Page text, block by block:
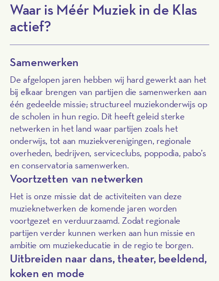
Waar is Méér Muziek in de Klas
actief?
Samenwerken
De afgelopen jaren hebben wij hard gewerkt aan het
bij elkaar brengen van partijen die samenwerken aan
één gedeelde missie; structureel muziekonderwijs op
de scholen in hun regio. Dit heeft geleid sterke
netwerken in het land waar partijen zoals het
onderwijs, tot aan muziekverenigingen, regionale
overheden, bedrijven, serviceclubs, poppodia, pabo’s
en conservatoria samenwerken.
Voortzetten van netwerken
Het is onze missie dat de activiteiten van deze
muzieknetwerken de komende jaren worden
voortgezet en verduurzaamd. Zodat regionale
partijen verder kunnen werken aan hun missie en
ambitie om muziekeducatie in de regio te borgen.
Uitbreiden naar dans, theater, beeldend,
koken en mode